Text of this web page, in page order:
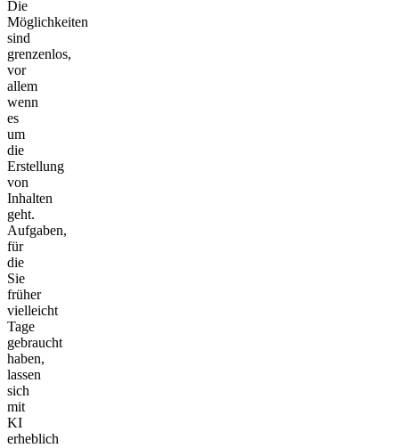
Die
Möglichkeiten
sind
grenzenlos,
vor
allem
wenn
es
um
die
Erstellung
von
Inhalten
geht.
Aufgaben,
für
die
Sie
früher
vielleicht
Tage
gebraucht
haben,
lassen
sich
mit
KI
erheblich